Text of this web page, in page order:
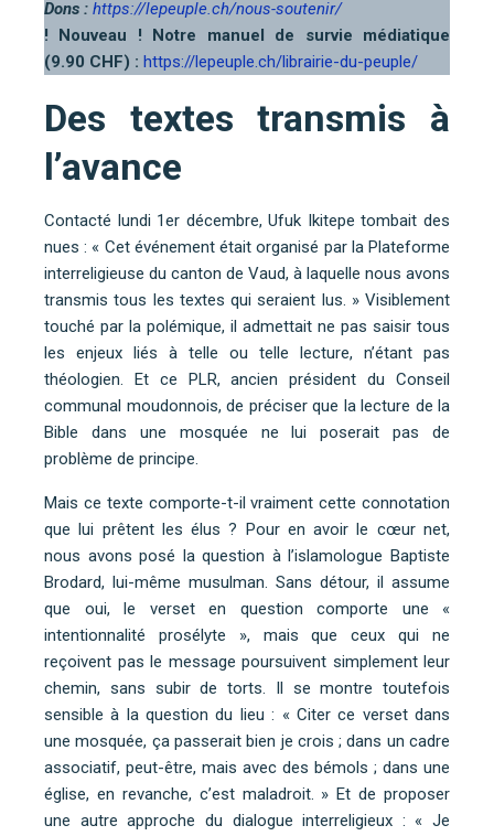
Dons : https://lepeuple.ch/nous-soutenir/
! Nouveau ! Notre manuel de survie médiatique
(9.90 CHF) : https://lepeuple.ch/librairie-du-peuple/
Des textes transmis à
l’avance
Contacté lundi 1er décembre, Ufuk Ikitepe tombait des
nues : « Cet événement était organisé par la Plateforme
interreligieuse du canton de Vaud, à laquelle nous avons
transmis tous les textes qui seraient lus. » Visiblement
touché par la polémique, il admettait ne pas saisir tous
les enjeux liés à telle ou telle lecture, n’étant pas
théologien. Et ce PLR, ancien président du Conseil
communal moudonnois, de préciser que la lecture de la
Bible dans une mosquée ne lui poserait pas de
problème de principe.
Mais ce texte comporte-t-il vraiment cette connotation
que lui prêtent les élus ? Pour en avoir le cœur net,
nous avons posé la question à l’islamologue Baptiste
Brodard, lui-même musulman. Sans détour, il assume
que oui, le verset en question comporte une «
intentionnalité prosélyte », mais que ceux qui ne
reçoivent pas le message poursuivent simplement leur
chemin, sans subir de torts. Il se montre toutefois
sensible à la question du lieu : « Citer ce verset dans
une mosquée, ça passerait bien je crois ; dans un cadre
associatif, peut-être, mais avec des bémols ; dans une
église, en revanche, c’est maladroit. » Et de proposer
une autre approche du dialogue interreligieux : « Je